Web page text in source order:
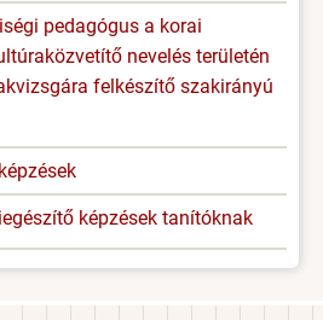
pedagógus a korai
nevelés területén
felkészítő szakirányú
képzések tanítóknak